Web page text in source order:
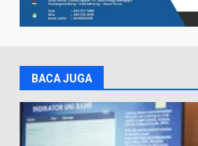
BACA JUGA